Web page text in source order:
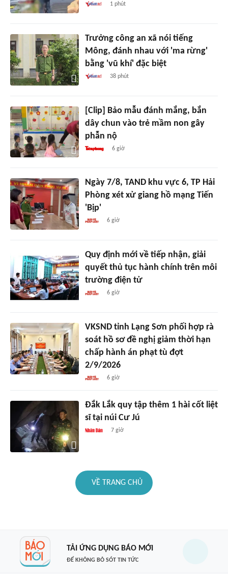
1 phút
Trưởng công an xã nói tiếng
Mông, đánh nhau với 'ma rừng'
bằng 'vũ khí' đặc biệt
38 phút
[Clip] Bảo mẫu đánh mắng, bắn
dây chun vào trẻ mầm non gây
phẫn nộ
6 giờ
Ngày 7/8, TAND khu vực 6, TP Hải
Phòng xét xử giang hồ mạng Tiến
'Bịp'
6 giờ
Quy định mới về tiếp nhận, giải
quyết thủ tục hành chính trên môi
trường điện tử
6 giờ
VKSND tỉnh Lạng Sơn phối hợp rà
soát hồ sơ đề nghị giảm thời hạn
chấp hành án phạt tù đợt
2/9/2026
6 giờ
Đắk Lắk quy tập thêm 1 hài cốt liệt
sĩ tại núi Cư Jú
7 giờ
VỀ TRANG CHỦ
TẢI ỨNG DỤNG BÁO MỚI
ĐỂ KHÔNG BỎ SÓT TIN TỨC